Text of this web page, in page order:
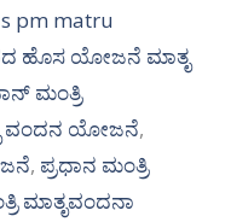
pm matru
ಹೊಸ ಯೋಜನೆ ಮಾತೃ
ಮಂತ್ರಿ
ವಂದನ ಯೋಜನೆ,
, ಪ್ರಧಾನ ಮಂತ್ರಿ
ಮಾತೃವಂದನಾ